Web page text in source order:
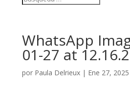
WhatsApp
01-27 at
por Paula Delrieux| Ene 27, 2025